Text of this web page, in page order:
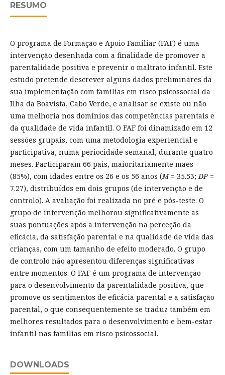
RESUMO
O programa de Formação e Apoio Familiar (FAF) é uma
intervenção desenhada com a finalidade de promover a
parentalidade positiva e prevenir o maltrato infantil. Este
estudo pretende descrever alguns dados preliminares da
sua implementação com famílias em risco psicossocial da
Ilha da Boavista, Cabo Verde, e analisar se existe ou não
uma melhoria nos domínios das competências parentais e
da qualidade de vida infantil. O FAF foi dinamizado em 12
sessões grupais, com uma metodologia experiencial e
participativa, numa periocidade semanal, durante quatro
meses. Participaram 66 pais, maioritariamente mães
(85%), com idades entre os 26 e os 56 anos (M = 35.53;DP =
7.27), distribuídos em dois grupos (de intervenção e de
controlo). A avaliação foi realizada no pré e pós-teste. O
grupo de intervenção melhorou significativamente as
suas pontuações após a intervenção na perceção da
eficácia, da satisfação parental e na qualidade de vida das
crianças, com um tamanho de efeito moderado. O grupo
de controlo não apresentou diferenças significativas
entre momentos. O FAF é um programa de intervenção
para o desenvolvimento da parentalidade positiva, que
promove os sentimentos de eficácia parental e a satisfação
parental, o que consequentemente se traduz também em
melhores resultados para o desenvolvimento e bem-estar
infantil nas famílias em risco psicossocial.
DOWNLOADS